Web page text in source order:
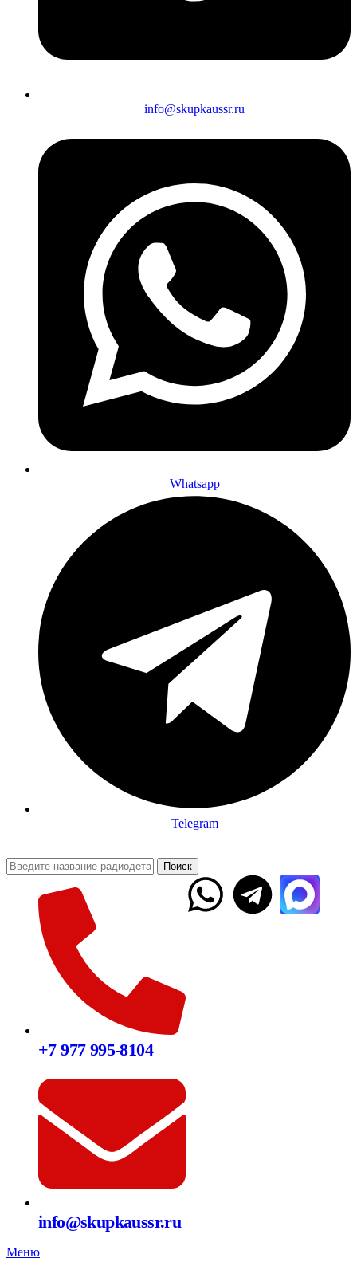
info@skupkaussr.ru
Whatsapp
Telegram
Поиск
+7 977 995-8104
info@skupkaussr.ru
Меню